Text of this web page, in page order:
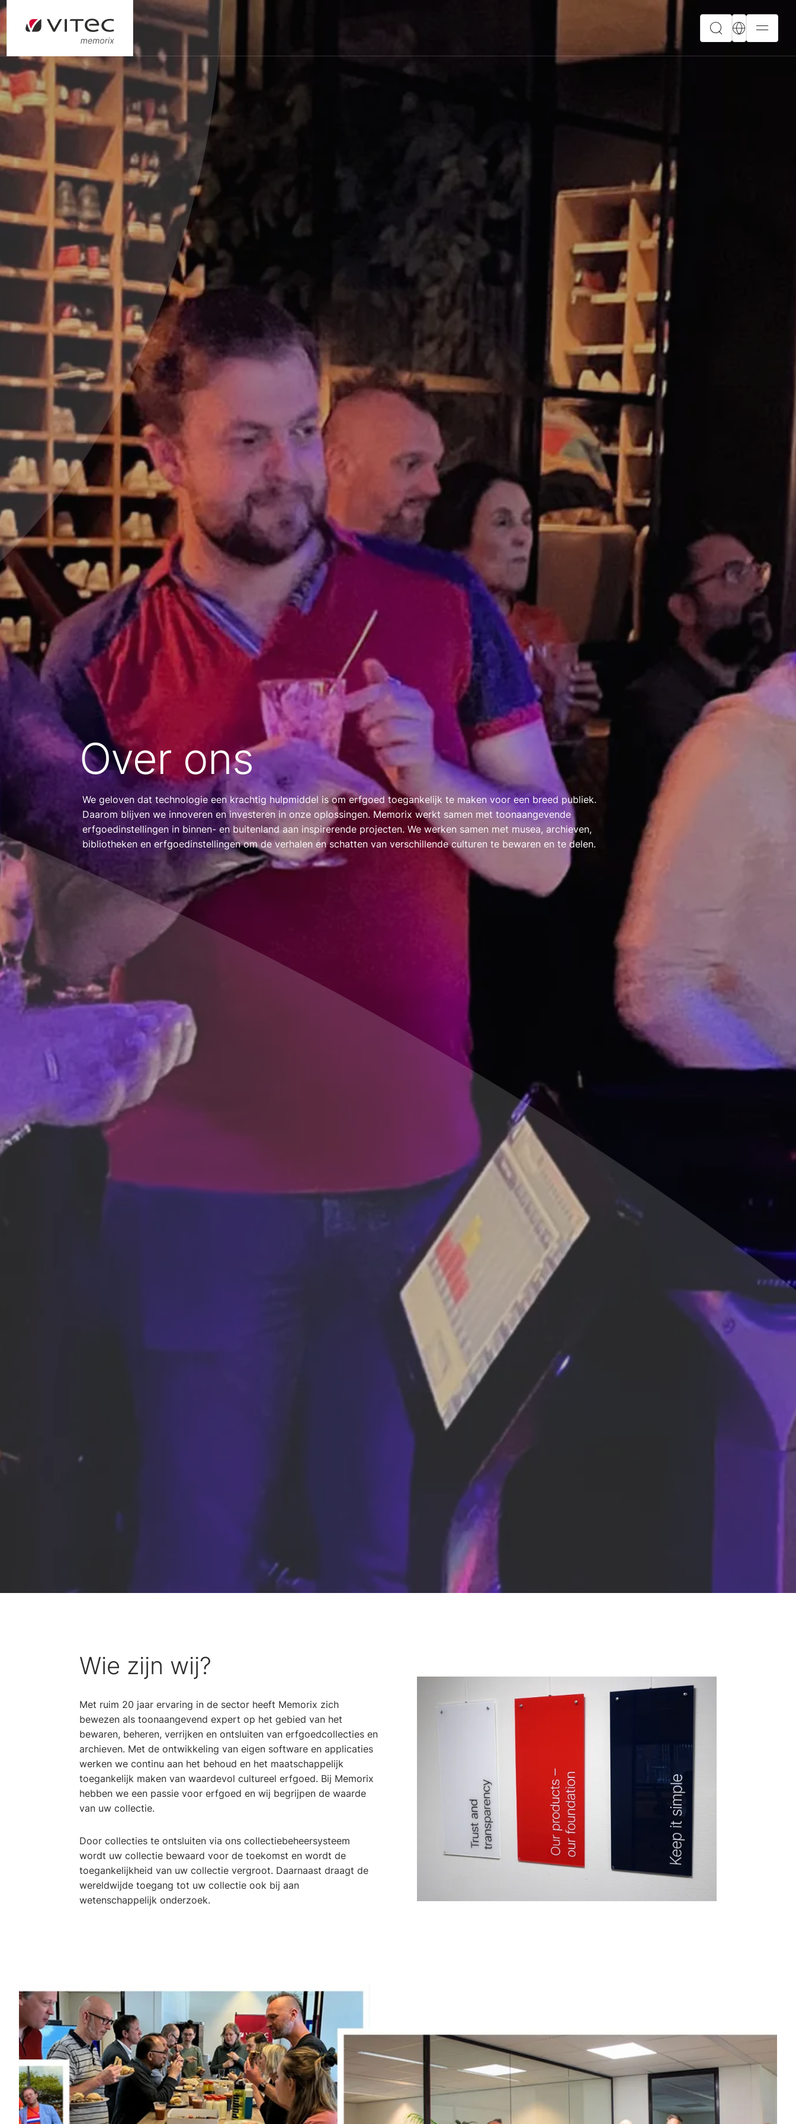
Over ons
We geloven dat technologie een krachtig hulpmiddel is om erfgoed toegankelijk te maken voor een breed publiek.
Daarom blijven we innoveren en investeren in onze oplossingen. Memorix werkt samen met toonaangevende
erfgoedinstellingen in binnen- en buitenland aan inspirerende projecten. We werken samen met musea, archieven,
bibliotheken en erfgoedinstellingen om de verhalen en schatten van verschillende culturen te bewaren en te delen.
Wie zijn wij?
Met ruim 20 jaar ervaring in de sector heeft Memorix zich
bewezen als toonaangevend expert op het gebied van het
bewaren, beheren, verrijken en ontsluiten van erfgoedcollecties en
archieven. Met de ontwikkeling van eigen software en applicaties
werken we continu aan het behoud en het maatschappelijk
toegankelijk maken van waardevol cultureel erfgoed. Bij Memorix
hebben we een passie voor erfgoed en wij begrijpen de waarde
van uw collectie.
Door collecties te ontsluiten via ons collectiebeheersysteem
wordt uw collectie bewaard voor de toekomst en wordt de
toegankelijkheid van uw collectie vergroot. Daarnaast draagt de
wereldwijde toegang tot uw collectie ook bij aan
wetenschappelijk onderzoek.